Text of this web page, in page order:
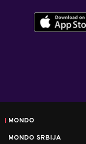
MONDO
MONDO SRBIJA